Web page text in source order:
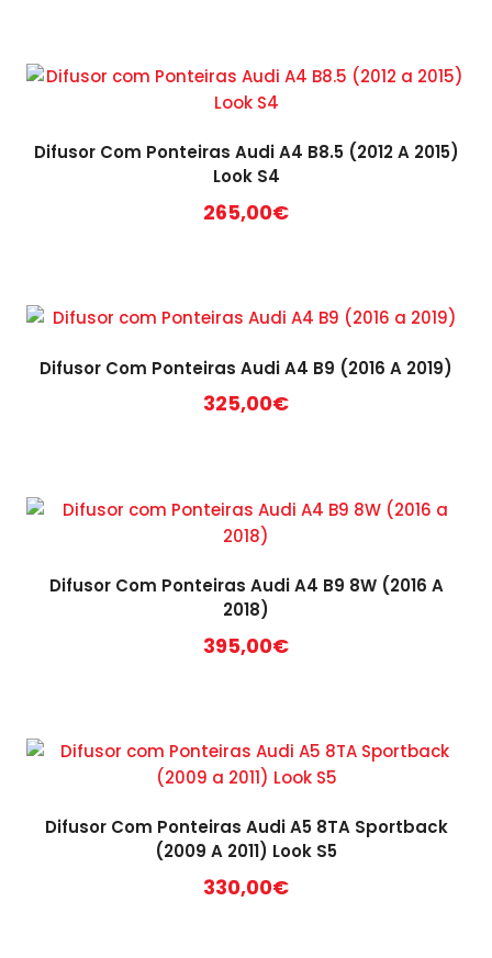
Difusor Com Ponteiras Audi A4 B8.5 (2012 A 2015)
Look S4
265,00€
Difusor Com Ponteiras Audi A4 B9 (2016 A 2019)
325,00€
Difusor Com Ponteiras Audi A4 B9 8W (2016 A
2018)
395,00€
Difusor Com Ponteiras Audi A5 8TA Sportback
(2009 A 2011) Look S5
330,00€